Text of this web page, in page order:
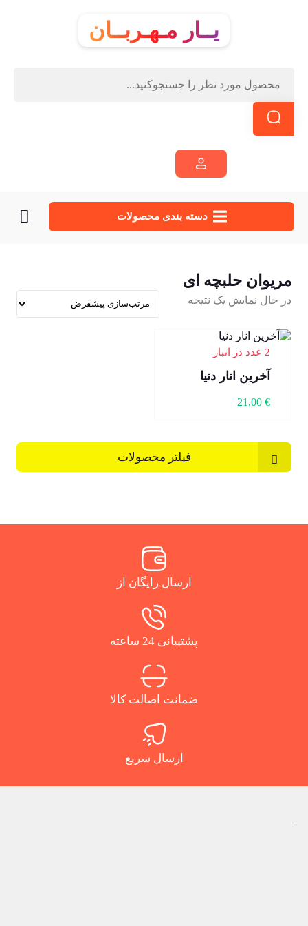
یــار مـهـربــان
دسته‌ بندی محصولات
مریوان حلبچه ای
در حال نمایش یک نتیجه
2 عدد در انبار
آخرین انار دنیا
21,00 €
فیلتر محصولات
ارسال رایگان از
پشتیبانی 24 ساعته
ضمانت اصالت کالا
ارسال سریع
.